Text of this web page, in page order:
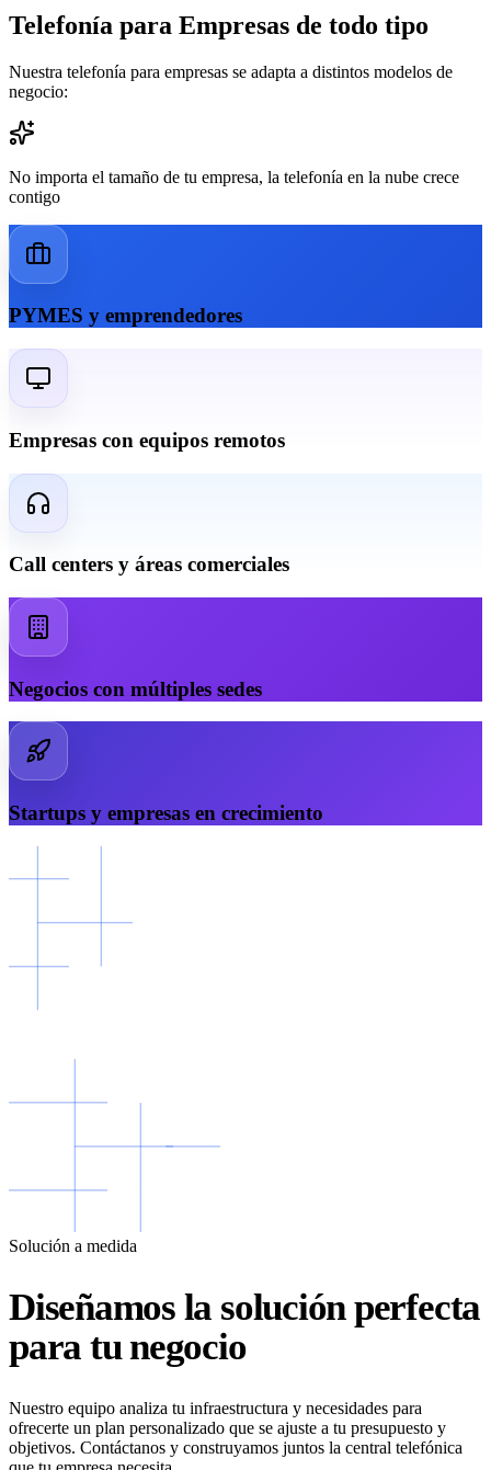
Telefonía para Empresas de todo tipo
Nuestra telefonía para empresas se adapta a distintos modelos de
negocio:
No importa el tamaño de tu empresa, la telefonía en la nube crece
contigo
PYMES y emprendedores
Empresas con equipos remotos
Call centers y áreas comerciales
Negocios con múltiples sedes
Startups y empresas en crecimiento
Solución a medida
Diseñamos la solución perfecta
para tu negocio
Nuestro equipo analiza tu infraestructura y necesidades para
ofrecerte un plan personalizado que se ajuste a tu presupuesto y
objetivos. Contáctanos y construyamos juntos la central telefónica